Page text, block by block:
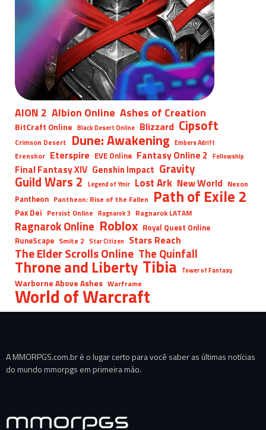
AION 2 Albion Online Ashes of Creation
BitCraft Online Black Desert Online Blizzard Cipsoft
Crimson Desert Dune: Awakening Embers Adrift
Erenshor Eterspire EVE Online Fantasy Online 2 Fellowship
Final Fantasy XIV Genshin Impact Gravity
Guild Wars 2 Legend of Ymir Lost Ark New World Nexon
Pantheon Pantheon: Rise of the Fallen Path of Exile 2
Pax Dei Persist Online Ragnarok 3 Ragnarok LATAM
Ragnarok Online Roblox Royal Quest Online
RuneScape Smite 2 Star Citizen Stars Reach
The Elder Scrolls Online The Quinfall
Throne and Liberty Tibia Tower of Fantasy
Warborne Above Ashes Warframe
World of Warcraft
A MMORPGS.com.br é o lugar certo para você saber as últimas notícias
do mundo mmorpgs em primeira mão.